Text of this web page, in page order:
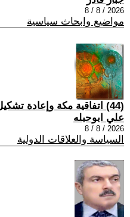
2026 / 8 / 8
مواضيع وابحاث سياسية
(44) اتفاقية مكة وإعادة تشكيل الأمن الإقليمي
علي ابوحبله
2026 / 8 / 8
السياسة والعلاقات الدولية